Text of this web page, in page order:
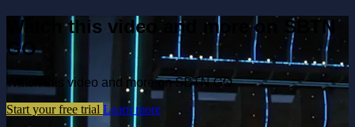
Watch this video and more on SBTN
GO
Watch this video and more on SBTN GO
Start your free trial Learn more